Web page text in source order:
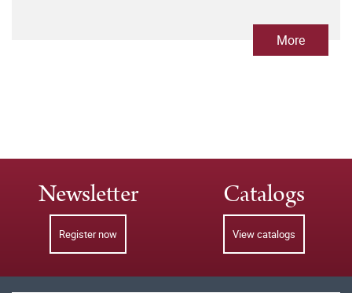
More
Newsletter
Register now
Catalogs
View catalogs